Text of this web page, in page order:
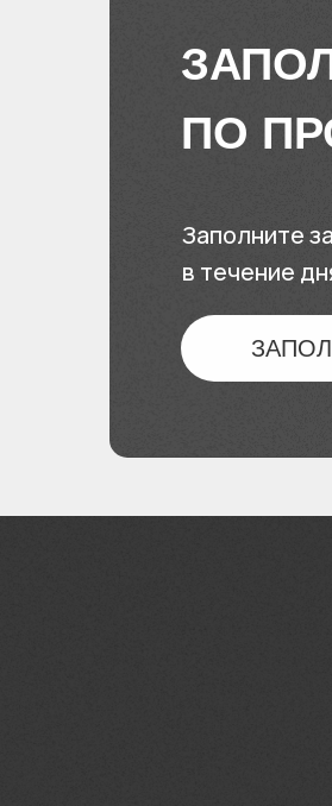
Заполните
в течение
ПО